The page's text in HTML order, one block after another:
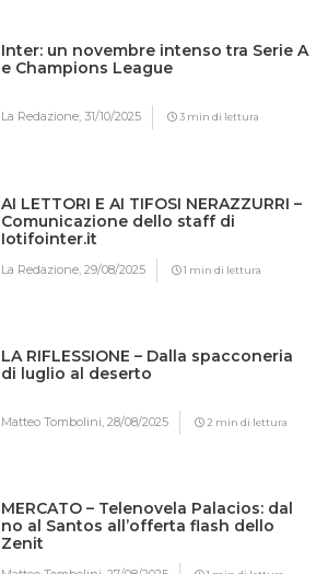
Inter: un novembre intenso tra Serie A
e Champions League
La Redazione,31/10/2025 3 min di lettura
AI LETTORI E AI TIFOSI NERAZZURRI –
Comunicazione dello staff di
Iotifointer.it
La Redazione,29/08/2025 1 min di lettura
LA RIFLESSIONE – Dalla spacconeria
di luglio al deserto
Matteo Tombolini,28/08/2025 2 min di lettura
MERCATO – Telenovela Palacios: dal
no al Santos all’offerta flash dello
Zenit